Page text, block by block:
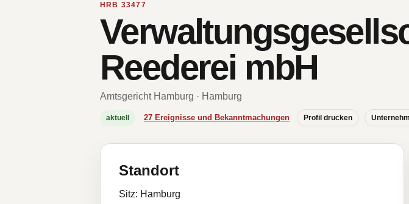
HRB 33477
Reederei mbH
Amtsgericht Hamburg · Hamburg
aktuell 27 Ereignisse und Bekanntmachungen Profil drucken
Standort
Sitz: Hamburg